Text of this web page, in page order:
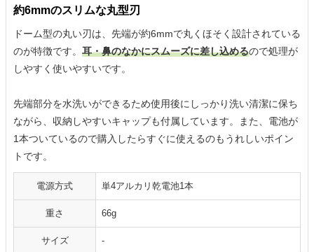
約6mmのスリムな丸型刃
ドーム型の丸い刃は、先端が約6mmで丸くほそく設計されている
のが特徴です。 耳・鼻のなかにスムーズに差し込めるので処理が
しやすく使いやすいです。
先端部分を水洗いができるため使用後にしっかり洗い清潔に保ち
ながら、収納しやすいキャップも付属しています。また、電池が
1本ついているので購入したらすぐに使えるのもうれしいポイン
トです。
電源方式 単4アルカリ乾電池1本
重さ 66g
サイズ -